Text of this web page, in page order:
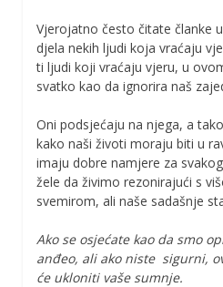
Vjerojatno često čitate članke
djela nekih ljudi koja vraćaju
ti ljudi koji vraćaju vjeru, u
svatko kao da ignorira naš
Oni podsjećaju na njega, a
kako naši životi moraju biti u
imaju dobre namjere za
žele da živimo rezonirajući s
svemirom, ali naše sadašnje
Ako se osjećate kao da smo
anđeo, ali ako niste sigurni,
će ukloniti vaše sumnje.